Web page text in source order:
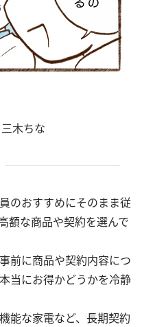
木ちな
のおすすめにそのまま従
額な商品や契約を選んで
前に商品や契約内容につ
当にお得かどうかを冷静
能な家電など、長期契約